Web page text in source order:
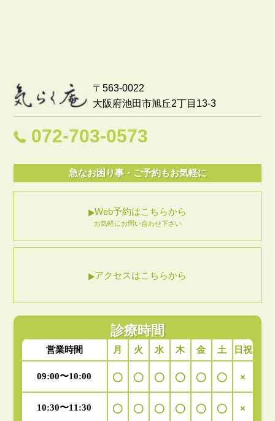
〒563-0022
大阪府池田市旭丘2丁目13-3
072-703-0573
急なお困り事・ご予約もお気軽に
Web予約はこちらから
お気軽にお問い合わせ下さい
アクセスはこちらから
診療時間
営業時間 月 火 水 木 金 土 日祝
09:00〜10:00 ◯ ◯ ◯ ◯ ◯ ◯ ×
10:30〜11:30 ◯ ◯ ◯ ◯ ◯ ◯ ×